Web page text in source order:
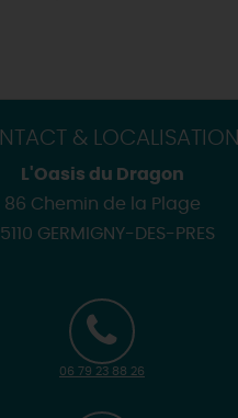
& LOCALISATION
L'Oasis du Dragon
86 Chemin de la Plage
GERMIGNY-DES-PRES
06 79 23 88 26